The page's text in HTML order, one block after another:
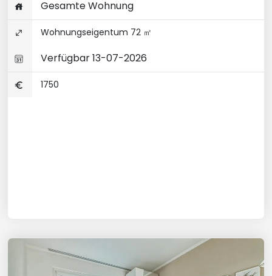
Gesamte Wohnung
Wohnungseigentum 72 ㎡
Verfügbar 13-07-2026
1750